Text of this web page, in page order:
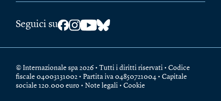
Seguici su
© Internazionale spa 2026 • Tutti i diritti riservati • Codice
fiscale 04003131002 • Partita iva 04850721004 • Capitale
sociale 120.000 euro • Note legali • Cookie